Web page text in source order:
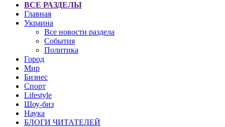
ВСЕ РАЗДЕЛЫ
Главная
Украина
Все новости раздела
События
Политика
Город
Мир
Бизнес
Спорт
Lifestyle
Шоу-биз
Наука
БЛОГИ ЧИТАТЕЛЕЙ